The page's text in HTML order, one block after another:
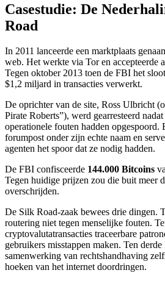
Casestudie: De
Road
In 2011 lanceerde een marktplaats
web. Het werkte via Tor en accepteerde
Tegen oktober 2013 toen de FBI het
$1,2 miljard in transacties verwerkt.
De oprichter van de site, Ross Ulbricht
Pirate Roberts”), werd gearresteerd
operationele fouten hadden opgespoord.
forumpost onder zijn echte naam en
agenten het spoor dat ze nodig hadden.
De FBI confisceerde 144.000 Bitcoins
Tegen huidige prijzen zou die buit meer
overschrijden.
De Silk Road-zaak bewees drie dingen.
routering niet tegen menselijke fouten.
cryptovalutatransacties traceerbare
gebruikers misstappen maken. Ten
samenwerking van rechtshandhaving
hoeken van het internet doordringen.